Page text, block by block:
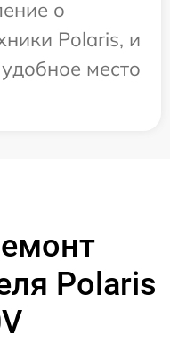
о
Polaris, и
место
Polaris